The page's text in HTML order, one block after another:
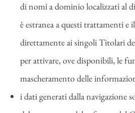
di nomi a dominio localizzati al
è estranea a questi trattamenti e
direttamente ai singoli Titolari
per attivare, ove disponibili, le
mascheramento delle
i dati generati dalla navigazione